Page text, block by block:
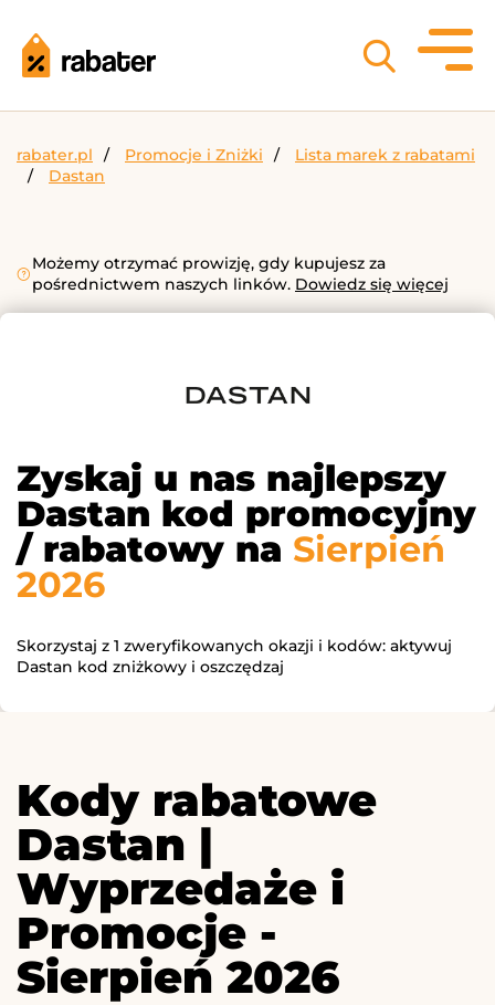
rabater.pl Promocje i Zniżki
Lista marek z rabatami
Dastan
Możemy otrzymać prowizję, gdy kupujesz za
pośrednictwem naszych linków. Dowiedz się więcej
Zyskaj u nas najlepszy
Dastan kod promocyjny
/ rabatowy na Sierpień
2026
Skorzystaj z 1 zweryfikowanych okazji i kodów: aktywuj
Dastan kod zniżkowy i oszczędzaj
Kody rabatowe
Dastan |
Wyprzedaże i
Promocje -
Sierpień 2026